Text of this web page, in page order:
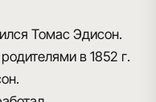
Томас Эдисон.
в 1852 г.